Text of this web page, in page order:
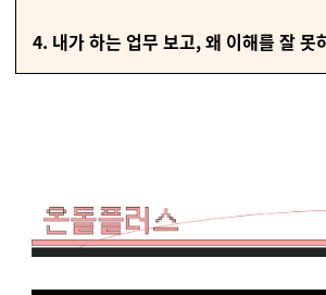
4. 내가 하는 업무 보고, 왜 이해를 잘 못